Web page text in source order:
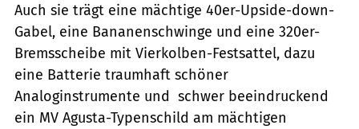
Auch sie trägt eine mächtige 40er-Upside-down-
Gabel, eine Bananenschwinge und eine 320er-
Bremsscheibe mit Vierkolben-Festsattel, dazu
eine Batterie traumhaft schöner
Analoginstrumente und  schwer beeindruckend 
ein MV Agusta-Typenschild am mächtigen